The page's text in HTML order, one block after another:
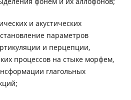
и акустических
параметров
и перцепции,
процессов на стыке морфем,
глагольных